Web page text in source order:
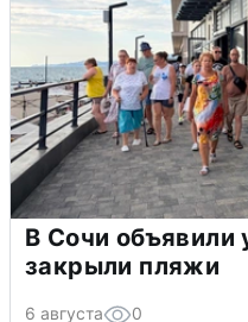
В Сочи объявили
закрыли пляжи
6 августа 0